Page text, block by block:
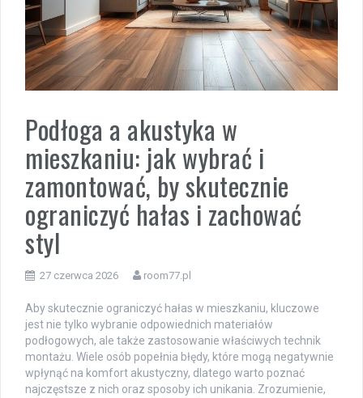
Podłoga a akustyka w
mieszkaniu: jak wybrać i
zamontować, by skutecznie
ograniczyć hałas i zachować
styl
27 czerwca 2026 room77.pl
Aby skutecznie ograniczyć hałas w mieszkaniu, kluczowe
jest nie tylko wybranie odpowiednich materiałów
podłogowych, ale także zastosowanie właściwych technik
montażu. Wiele osób popełnia błędy, które mogą negatywnie
wpłynąć na komfort akustyczny, dlatego warto poznać
najczęstsze z nich oraz sposoby ich unikania. Zrozumienie,